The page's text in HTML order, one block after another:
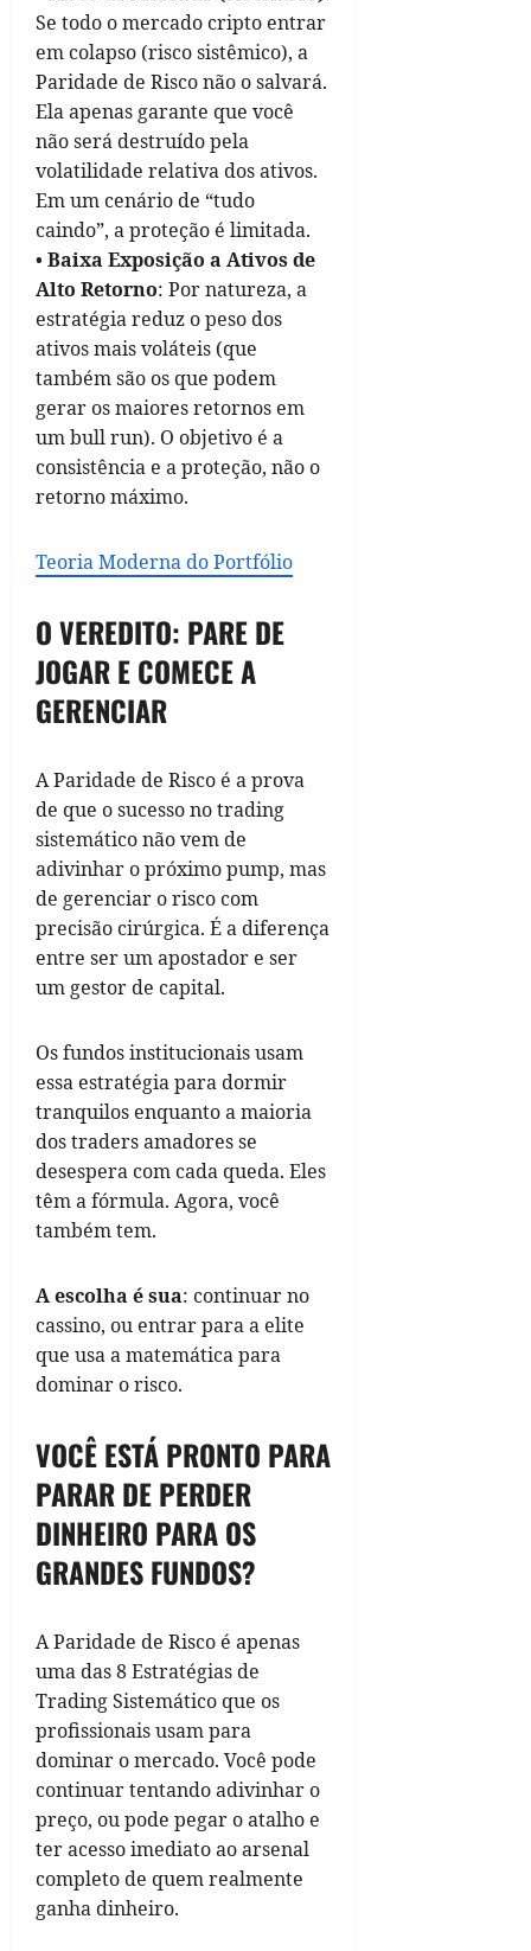
Se todo o mercado cripto entrar
em colapso (risco sistêmico), a
Paridade de Risco não o salvará.
Ela apenas garante que você
não será destruído pela
volatilidade relativa dos ativos.
Em um cenário de “tudo
caindo”, a proteção é limitada.
• Baixa Exposição a Ativos de
Alto Retorno: Por natureza, a
estratégia reduz o peso dos
ativos mais voláteis (que
também são os que podem
gerar os maiores retornos em
um bull run). O objetivo é a
consistência e a proteção, não o
retorno máximo.
Teoria Moderna do Portfólio
O VEREDITO: PARE DE
JOGAR E COMECE A
GERENCIAR
A Paridade de Risco é a prova
de que o sucesso no trading
sistemático não vem de
adivinhar o próximo pump, mas
de gerenciar o risco com
precisão cirúrgica. É a diferença
entre ser um apostador e ser
um gestor de capital.
Os fundos institucionais usam
essa estratégia para dormir
tranquilos enquanto a maioria
dos traders amadores se
desespera com cada queda. Eles
têm a fórmula. Agora, você
também tem.
A escolha é sua: continuar no
cassino, ou entrar para a elite
que usa a matemática para
dominar o risco.
VOCÊ ESTÁ PRONTO PARA
PARAR DE PERDER
DINHEIRO PARA OS
GRANDES FUNDOS?
A Paridade de Risco é apenas
uma das 8 Estratégias de
Trading Sistemático que os
profissionais usam para
dominar o mercado. Você pode
continuar tentando adivinhar o
preço, ou pode pegar o atalho e
ter acesso imediato ao arsenal
completo de quem realmente
ganha dinheiro.